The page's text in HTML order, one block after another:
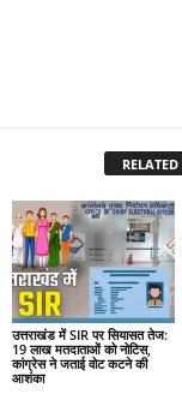
उत्तराखंड में SIR पर सियासत तेज:
19 लाख मतदाताओं को नोटिस,
कांग्रेस ने जताई वोट कटने की
आशंका